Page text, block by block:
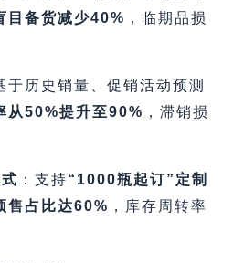
目备货减少40%​ ，临期品损
于历史销量、促销活动预测
从50%提升至90%​ ，滞销损
​：支持​“1000瓶起订”定制
售占比达60%​ ，库存周转率